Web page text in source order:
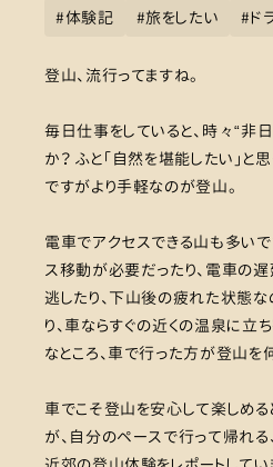
#体験記 #旅をしたい #ド
登山、流行ってますね。
毎日仕事をしていると、時々“非
か？ ふと「自然を堪能したい」と
ですがより手軽なのが登山。
電車でアクセスできる山も多い
ス移動が必要だったり、電車の
逃したり、下山後の疲れた状態
り、車ならすぐの近くの温泉に
なところ、車で行った方が登山を
車でこそ登山を安心して楽しめ
が、自分のペースで行って帰れ